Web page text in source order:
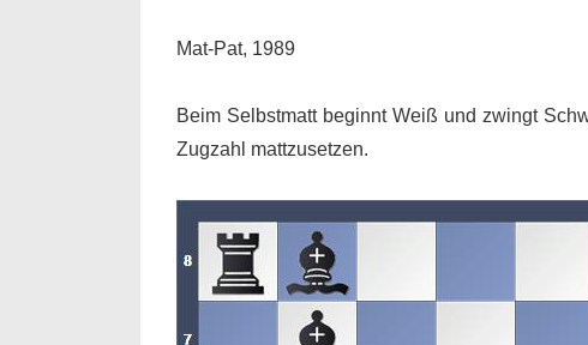
Mat-Pat, 1989
Beim Selbstmatt beginnt Weiß und zwingt
Zugzahl mattzusetzen.